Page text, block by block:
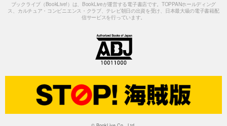
ブックライブ（BookLive!）は、BookLiveが運営する電子書店です。TOPPANホールディング
ス、カルチュア・コンビニエンス・クラブ、テレビ朝日の出資を受け、日本最大級の電子書籍配
信サービスを行っています。